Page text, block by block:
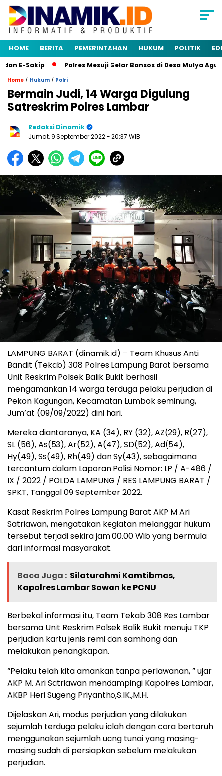
HOME BERITA PEMERINTAHAN HUKUM POLITIK
E-Sakip Polres Mesuji Gelar Bansos di Desa Mulya Agung,
Home / Hukum / Polri
Bermain Judi, 14 Warga Digulung
Satreskrim Polres Lambar
Redaksi Dinamik
Jumat, 9 September 2022- 20:37 WIB
LAMPUNG BARAT (dinamik.id) – Team Khusus Anti
Bandit (Tekab) 308 Polres Lampung Barat bersama
Unit Reskrim Polsek Balik Bukit berhasil
mengamankan 14 warga terduga pelaku perjudian di
Pekon Kagungan, Kecamatan Lumbok seminung,
Jum’at (09/09/2022) dini hari.
Mereka diantaranya, KA (34), RY (32), AZ(29), R(27),
SL (56), As(53), Ar(52), A(47), SD(52), Ad(54),
Hy(49), Ss(49), Rh(49) dan Sy(43), sebagaimana
tercantum dalam Laporan Polisi Nomor: LP / A-486 /
IX / 2022 / POLDA LAMPUNG / RES LAMPUNG BARAT /
SPKT, Tanggal 09 September 2022.
Kasat Reskrim Polres Lampung Barat AKP M Ari
Satriawan, mengatakan kegiatan melanggar hukum
tersebut terjadi sekira jam 00.00 Wib yang bermula
dari informasi masyarakat.
Baca Juga : Silaturahmi Kamtibmas,
Kapolres Lambar Sowan ke PCNU
Berbekal informasi itu, Team Tekab 308 Res Lambar
bersama Unit Reskrim Polsek Balik Bukit menuju TKP
perjudian kartu jenis remi dan samhong dan
melakukan penangkapan.
“Pelaku telah kita amankan tanpa perlawanan, ” ujar
AKP M. Ari Satriawan mendampingi Kapolres Lambar,
AKBP Heri Sugeng Priyantho,S.IK.,M.H.
Dijelaskan Ari, modus perjudian yang dilakukan
sejumlah terduga pelaku ialah dengan cara bertaruh
menggunakan sejumlah uang tunai yang masing-
masing sudah di persiapkan sebelum melakukan
perjudian.